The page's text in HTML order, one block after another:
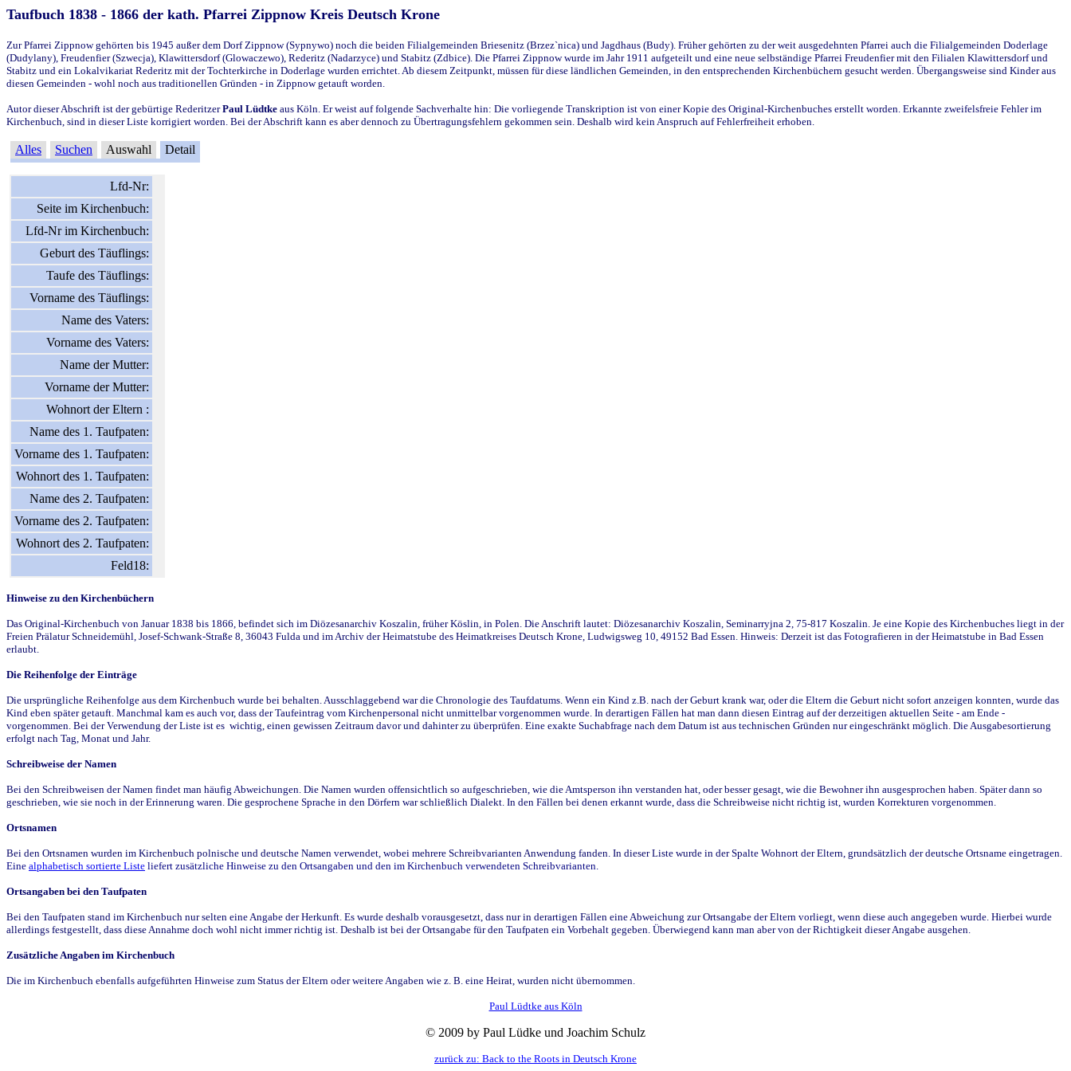
Taufbuch 1838 - 1866 der kath. Pfarrei Zippnow Kreis Deutsch Krone
Zur Pfarrei Zippnow gehörten bis 1945 außer dem Dorf Zippnow (Sypnywo) noch die beiden Filialgemeinden Briesenitz (Brzez`nica) und Jagdhaus (Budy). Früher gehörten zu der weit ausgedehnten Pfarrei auch die Filialgemeinden Doderlage
(Dudylany), Freudenfier (Szwecja), Klawittersdorf (Glowaczewo), Rederitz (Nadarzyce) und Stabitz (Zdbice). Die Pfarrei Zippnow wurde im Jahr 1911 aufgeteilt und eine neue selbständige Pfarrei Freudenfier mit den Filialen Klawittersdorf und
Stabitz und ein Lokalvikariat Rederitz mit der Tochterkirche in Doderlage wurden errichtet. Ab diesem Zeitpunkt, müssen für diese ländlichen Gemeinden, in den entsprechenden Kirchenbüchern gesucht werden. Übergangsweise sind Kinder aus
diesen Gemeinden - wohl noch aus traditionellen Gründen - in Zippnow getauft worden.
Autor dieser Abschrift ist der gebürtige RederitzerPaul Lüdtke aus Köln. Er weist auf folgende Sachverhalte hin: Die vorliegende Transkription ist von einer Kopie des Original-Kirchenbuches erstellt worden. Erkannte zweifelsfreie Fehler im
Kirchenbuch, sind in dieser Liste korrigiert worden. Bei der Abschrift kann es aber dennoch zu Übertragungsfehlern gekommen sein. Deshalb wird kein Anspruch auf Fehlerfreiheit erhoben.
Alles Suchen Auswahl Detail
Lfd-Nr:
Seite im Kirchenbuch:
Lfd-Nr im Kirchenbuch:
Geburt des Täuflings:
Taufe des Täuflings:
Vorname des Täuflings:
Name des Vaters:
Vorname des Vaters:
Name der Mutter:
Vorname der Mutter:
Wohnort der Eltern :
Name des 1. Taufpaten:
Vorname des 1. Taufpaten:
Wohnort des 1. Taufpaten:
Name des 2. Taufpaten:
Vorname des 2. Taufpaten:
Wohnort des 2. Taufpaten:
Feld18:
Hinweise zu den Kirchenbüchern
Das Original-Kirchenbuch von Januar 1838 bis 1866, befindet sich im Diözesanarchiv Koszalin, früher Köslin, in Polen. Die Anschrift lautet: Diözesanarchiv Koszalin, Seminarryjna 2, 75-817 Koszalin. Je eine Kopie des Kirchenbuches liegt in der
Freien Prälatur Schneidemühl, Josef-Schwank-Straße 8, 36043 Fulda und im Archiv der Heimatstube des Heimatkreises Deutsch Krone, Ludwigsweg 10, 49152 Bad Essen. Hinweis: Derzeit ist das Fotografieren in der Heimatstube in Bad Essen
erlaubt.
Die Reihenfolge der Einträge
Die ursprüngliche Reihenfolge aus dem Kirchenbuch wurde bei behalten. Ausschlaggebend war die Chronologie des Taufdatums. Wenn ein Kind z.B. nach der Geburt krank war, oder die Eltern die Geburt nicht sofort anzeigen konnten, wurde das
Kind eben später getauft. Manchmal kam es auch vor, dass der Taufeintrag vom Kirchenpersonal nicht unmittelbar vorgenommen wurde. In derartigen Fällen hat man dann diesen Eintrag auf der derzeitigen aktuellen Seite - am Ende -
vorgenommen. Bei der Verwendung der Liste ist es wichtig, einen gewissen Zeitraum davor und dahinter zu überprüfen. Eine exakte Suchabfrage nach dem Datum ist aus technischen Gründen nur eingeschränkt möglich. Die Ausgabesortierung
erfolgt nach Tag, Monat und Jahr.
Schreibweise der Namen
Bei den Schreibweisen der Namen findet man häufig Abweichungen. Die Namen wurden offensichtlich so aufgeschrieben, wie die Amtsperson ihn verstanden hat, oder besser gesagt, wie die Bewohner ihn ausgesprochen haben. Später dann so
geschrieben, wie sie noch in der Erinnerung waren. Die gesprochene Sprache in den Dörfern war schließlich Dialekt. In den Fällen bei denen erkannt wurde, dass die Schreibweise nicht richtig ist, wurden Korrekturen vorgenommen.
Ortsnamen
Bei den Ortsnamen wurden im Kirchenbuch polnische und deutsche Namen verwendet, wobei mehrere Schreibvarianten Anwendung fanden. In dieser Liste wurde in der Spalte Wohnort der Eltern, grundsätzlich der deutsche Ortsname eingetragen.
Eine alphabetisch sortierte Liste liefert zusätzliche Hinweise zu den Ortsangaben und den im Kirchenbuch verwendeten Schreibvarianten.
Ortsangaben bei den Taufpaten
Bei den Taufpaten stand im Kirchenbuch nur selten eine Angabe der Herkunft. Es wurde deshalb vorausgesetzt, dass nur in derartigen Fällen eine Abweichung zur Ortsangabe der Eltern vorliegt, wenn diese auch angegeben wurde. Hierbei wurde
allerdings festgestellt, dass diese Annahme doch wohl nicht immer richtig ist. Deshalb ist bei der Ortsangabe für den Taufpaten ein Vorbehalt gegeben. Überwiegend kann man aber von der Richtigkeit dieser Angabe ausgehen.
Zusätzliche Angaben im Kirchenbuch
Die im Kirchenbuch ebenfalls aufgeführten Hinweise zum Status der Eltern oder weitere Angaben wie z. B. eine Heirat, wurden nicht übernommen.
Paul Lüdtke aus Köln
© 2009 by Paul Lüdke und Joachim Schulz
zurück zu: Back to the Roots in Deutsch Krone